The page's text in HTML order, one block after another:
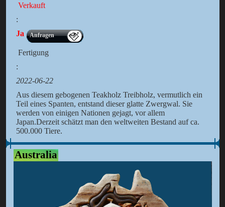
Verkauft
:
Ja
Anfragen
Fertigung
:
2022-06-22
Aus diesem gebogenen Teakholz Treibholz, vermutlich ein
Teil eines Spanten, entstand dieser glatte Zwergwal. Sie
werden von einigen Nationen gejagt, vor allem
Japan.Derzeit schätzt man den weltweiten Bestand auf ca.
500.000 Tiere.
Australia